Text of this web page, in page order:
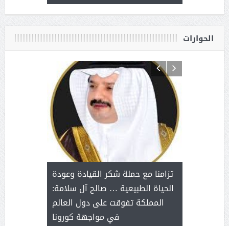
الحوارات
مع
بنت
تزامنا مع حملة شكر القيادة وعودة
الحياة الطبيعية … صالح آل سلامة:
المملكة تفوقت على دول العالم
في مواجهة كورونا
آل شرمه:
على برامج
هي أساس